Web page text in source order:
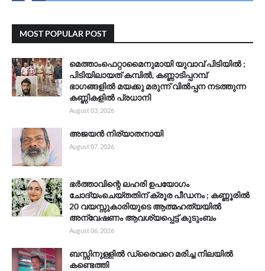
MOST POPULAR POST
മെത്താംഫെറ്റാമൈനുമായി യുവാവ് പിടിയിൽ ;
പിടിയിലായത് കമ്പിൽ, കണ്ണാടിപ്പറമ്പ്
ഭാഗങ്ങളിൽ മയക്കു മരുന്ന് വിൽപ്പന നടത്തുന്ന
കണ്ണികളിൽ പ്രധാനി
August 03, 2026
അജയൻ നിര്യാതനായി
August 07, 2026
ഭർത്താവിന്റെ ലഹരി ഉപയോഗം
ചോദ്യംചെയ്തതിന് ക്രൂര പീഡനം ; കണ്ണൂരിൽ
20 വയസ്സുകാരിയുടെ ആത്മഹത്യയിൽ
അന്വേഷണം ആവശ്യപ്പെട്ട് കുടുംബം
August 06, 2026
ബസ്സിനുള്ളിൽ ഡ്രൈവറെ മരിച്ച നിലയിൽ
കണ്ടെത്തി